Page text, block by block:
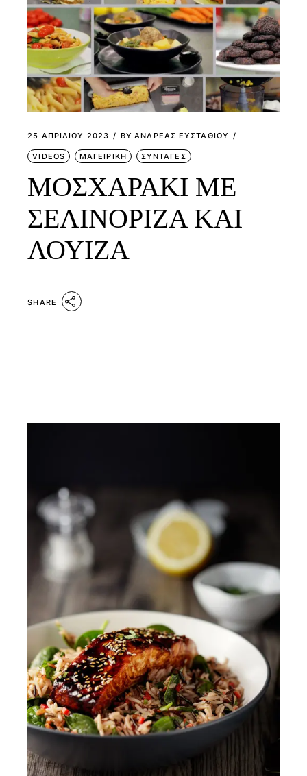
25 ΑΠΡΙΛΊΟΥ 2023 BY ΑΝΔΡΕΑΣ ΕΥΣΤΑΘΙΟΥ
VIDEOS ΜΑΓΕΙΡΙΚΗ ΣΥΝΤΑΓΕΣ
ΜΟΣΧΑΡΑΚΙ ΜΕ
ΣΕΛΙΝΟΡΙΖΑ ΚΑΙ
ΛΟΥΙΖΑ
SHARE